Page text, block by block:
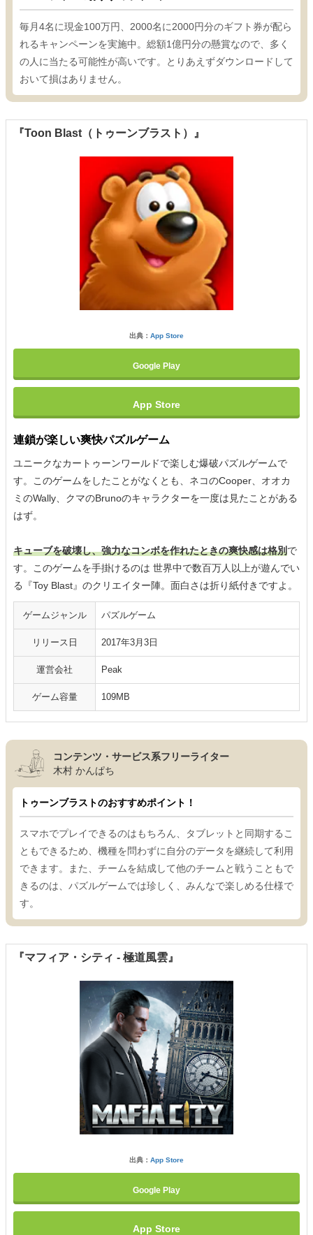
毎月4名に現金100万円、2000名に2000円分のギフト券が配ら
れるキャンペーンを実施中。総額1億円分の懸賞なので、多く
の人に当たる可能性が高いです。とりあえずダウンロードして
おいて損はありません。
『Toon Blast（トゥーンブラスト）』
出典： App Store
Google Play
App Store
連鎖が楽しい爽快パズルゲーム
ユニークなカートゥーンワールドで楽しむ爆破パズルゲームで
す。このゲームをしたことがなくとも、ネコのCooper、オオカ
ミのWally、クマのBrunoのキャラクターを一度は見たことがある
はず。
キューブを破壊し、強力なコンボを作れたときの爽快感は格別で
す。このゲームを手掛けるのは 世界中で数百万人以上が遊んでい
る『Toy Blast』のクリエイター陣。面白さは折り紙付きですよ。
ゲームジャンル パズルゲーム
リリース日 2017年3月3日
運営会社 Peak
ゲーム容量 109MB
コンテンツ・サービス系フリーライター
木村 かんぱち
トゥーンブラストのおすすめポイント！
スマホでプレイできるのはもちろん、タブレットと同期するこ
ともできるため、機種を問わずに自分のデータを継続して利用
できます。また、チームを結成して他のチームと戦うこともで
きるのは、パズルゲームでは珍しく、みんなで楽しめる仕様で
す。
『マフィア・シティ - 極道風雲』
出典： App Store
Google Play
App Store